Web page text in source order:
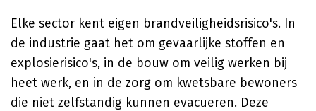
Elke sector kent eigen brandveiligheidsrisico's. In
de industrie gaat het om gevaarlijke stoffen en
explosierisico's, in de bouw om veilig werken bij
heet werk, en in de zorg om kwetsbare bewoners
die niet zelfstandig kunnen evacueren. Deze